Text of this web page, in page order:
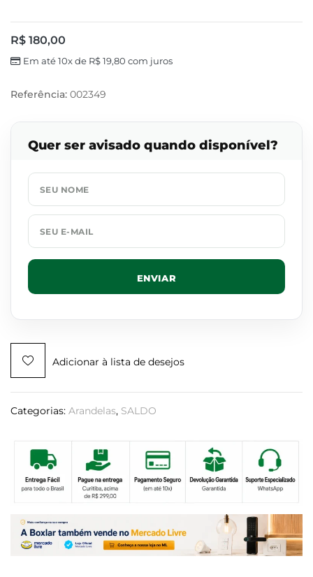
R$ 180,00
Em até 10x de R$19,80 com juros
Referência: 002349
Quer ser avisado quando disponível?
ENVIAR
Adicionar à lista de desejos
Categorias: Arandelas, SALDO